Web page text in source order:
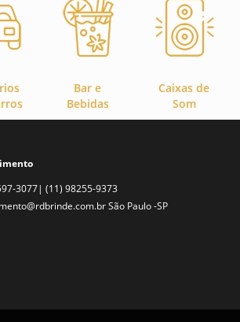
Bar e
Bebidas
Caixas de
Som
3077| (11) 98255-9373
São Paulo -SP